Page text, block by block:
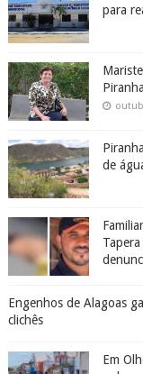
para
de
Engenhos de Alagoas
clichês
Em